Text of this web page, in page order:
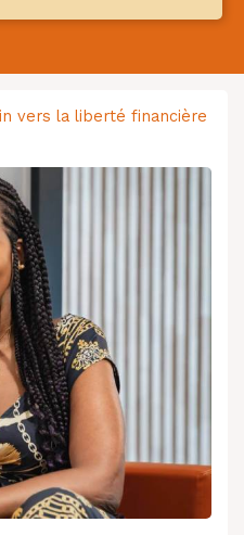
vers la liberté financière